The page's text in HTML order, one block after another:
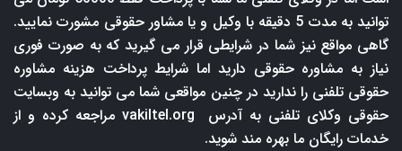
توانید به مدت 5 دقیقه با وکیل و یا مشاور حقوقی مشورت نمایید.
گاهی مواقع نیز شما در شرایطی قرار می گیرید که به صورت فوری
نیاز به مشاوره حقوقی دارید اما شرایط پرداخت هزینه مشاوره
حقوقی تلفنی را ندارید در چنین مواقعی شما می توانید به وبسایت
حقوقی وکلای تلفنی به آدرس
vakiltel.org مراجعه کرده و از
خدمات رایگان ما بهره مند شوید.